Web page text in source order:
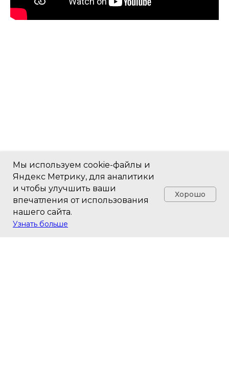
Мы используем cookie-файлы и
Яндекс Метрику, для аналитики
и чтобы улучшить ваши
впечатления от использования
нашего сайта.
Узнать больше
Хорошо